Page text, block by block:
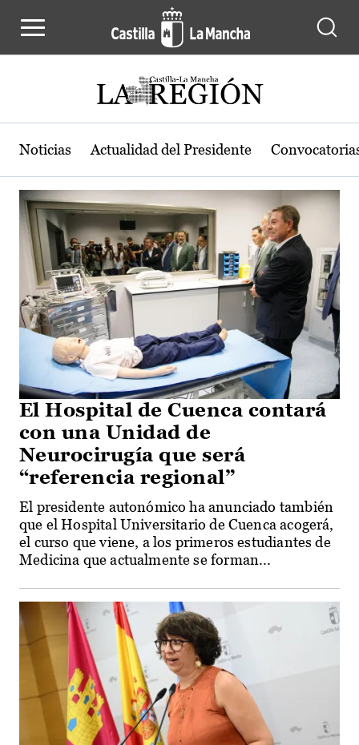
Actualidad de la región de Castilla-
Noticias Actualidad del Presidente
El Hospital de Cuenca contará
con una Unidad de
Neurocirugía que será
“referencia regional”
El presidente autonómico ha anunciado también
que el Hospital Universitario de Cuenca acogerá,
el curso que viene, a los primeros estudiantes de
Medicina que actualmente se forman...